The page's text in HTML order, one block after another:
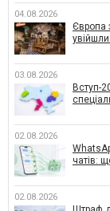
04.08.2026
Європа
03.08.2026
Вступ-
02.08.2026
чатів:
02.08.2026